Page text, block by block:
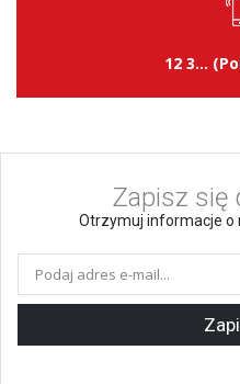
12 3...
Zapisz się
Otrzymuj informacje o